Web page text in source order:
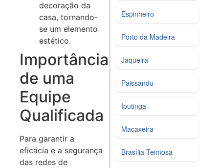
decoração da
casa, tornando-
se um elemento
estético.
Importância
de uma
Equipe
Qualificada
Para garantir a
eficácia e a segurança
das redes de
Espinheiro
Porto da Madeira
Jaqueira
Paissandu
Iputinga
Macaxeira
Brasília Teimosa